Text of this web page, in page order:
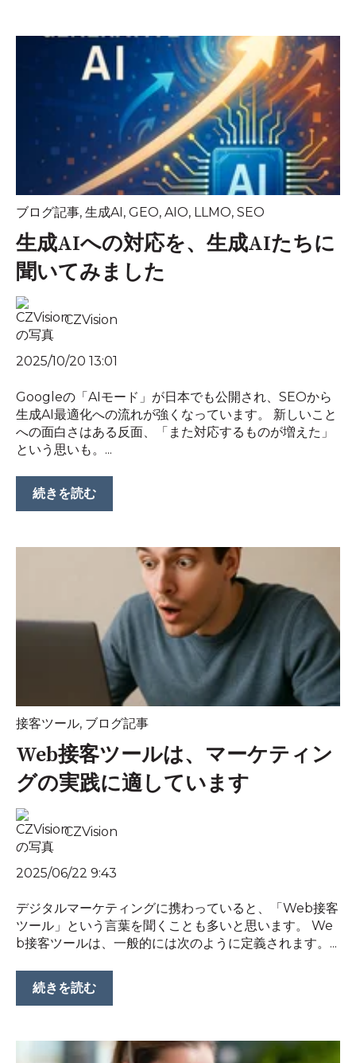
ブログ記事, 生成AI, GEO, AIO, LLMO, SEO
生成AIへの対応を、生成AIたちに
聞いてみました
CZVision
2025/10/20 13:01
Googleの「AIモード」が日本でも公開され、SEOから
生成AI最適化への流れが強くなっています。 新しいこと
への面白さはある反面、「また対応するものが増えた」
という思いも。...
続きを読む
接客ツール, ブログ記事
Web接客ツールは、マーケティン
グの実践に適しています
CZVision
2025/06/22 9:43
デジタルマーケティングに携わっていると、「Web接客
ツール」という言葉を聞くことも多いと思います。 We
b接客ツールは、一般的には次のように定義されます。...
続きを読む